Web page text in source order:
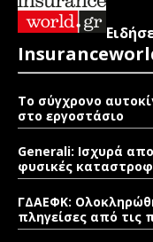
Το σύγχρονο
στο εργοστάσιο
Generali: Ισχυρά
φυσικές
ΓΔΑΕΦΚ:
πληγείσες από τις